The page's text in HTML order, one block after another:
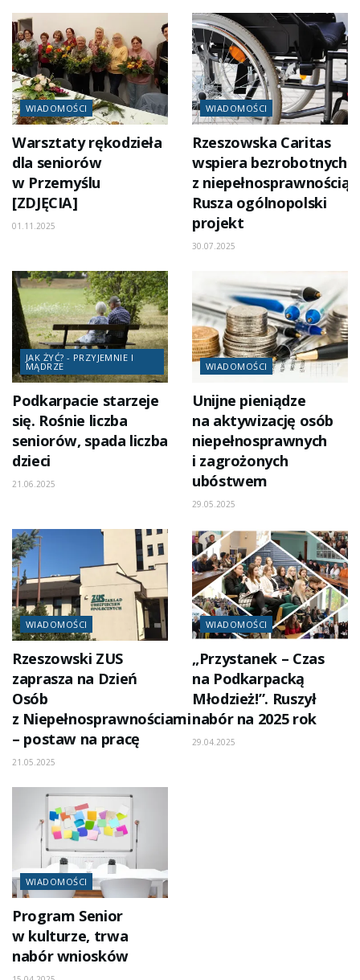
WIADOMOŚCI
Warsztaty rękodzieła
dla seniorów
w Przemyślu
[ZDJĘCIA]
01.11.2025
WIADOMOŚCI
Rzeszowska Caritas
wspiera bezrobotnych
z niepełnosprawnością.
Rusza ogólnopolski
projekt
30.07.2025
JAK ŻYĆ? - PRZYJEMNIE I
MĄDRZE
Podkarpacie starzeje
się. Rośnie liczba
seniorów, spada liczba
dzieci
21.06.2025
WIADOMOŚCI
Unijne pieniądze
na aktywizację osób
niepełnosprawnych
i zagrożonych
ubóstwem
29.05.2025
WIADOMOŚCI
Rzeszowski ZUS
zaprasza na Dzień
Osób
z Niepełnosprawnościami
– postaw na pracę
21.05.2025
WIADOMOŚCI
„Przystanek – Czas
na Podkarpacką
Młodzież!”. Ruszył
nabór na 2025 rok
29.04.2025
WIADOMOŚCI
Program Senior
w kulturze, trwa
nabór wniosków